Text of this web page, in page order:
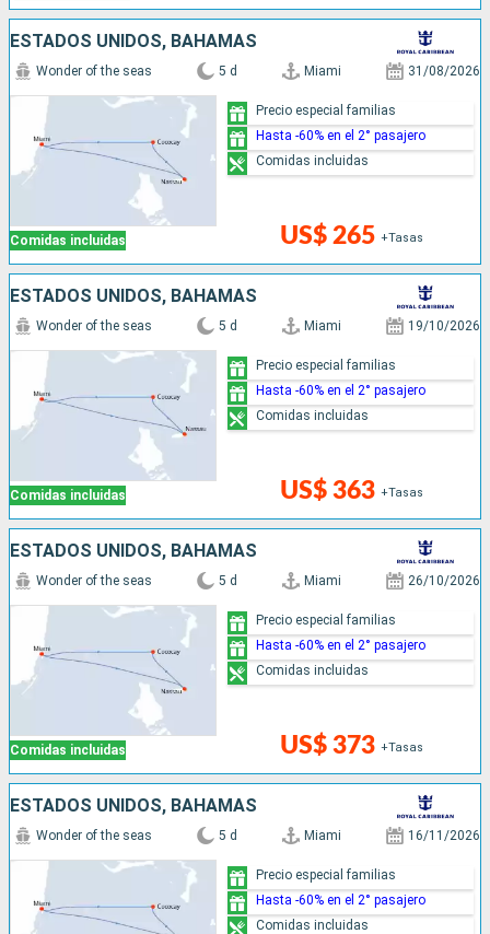
ESTADOS UNIDOS, BAHAMAS
Comidas incluidas
Wonder of the seas 5 d Miami 31/08/2026
US$ 265 +Tasas
Precio especial familias
Hasta -60% en el 2° pasajero
Comidas incluidas
ESTADOS UNIDOS, BAHAMAS
Comidas incluidas
Wonder of the seas 5 d Miami 19/10/2026
US$ 363 +Tasas
Precio especial familias
Hasta -60% en el 2° pasajero
Comidas incluidas
ESTADOS UNIDOS, BAHAMAS
Comidas incluidas
Wonder of the seas 5 d Miami 26/10/2026
US$ 373 +Tasas
Precio especial familias
Hasta -60% en el 2° pasajero
Comidas incluidas
ESTADOS UNIDOS, BAHAMAS
Wonder of the seas 5 d Miami 16/11/2026
Precio especial familias
Hasta -60% en el 2° pasajero
Comidas incluidas